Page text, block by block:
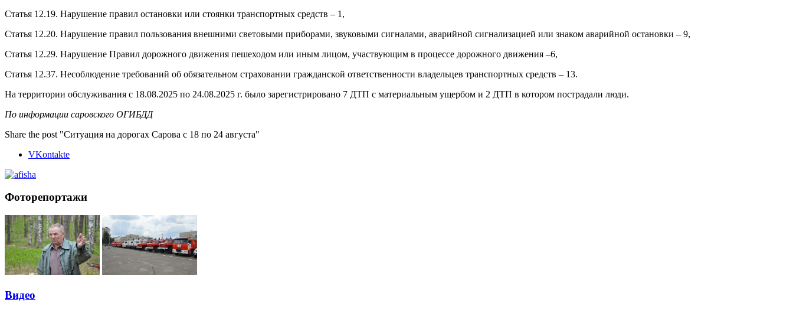
Статья 12.19. Нарушение правил остановки или стоянки транспортных средств – 1,
Статья 12.20. Нарушение правил пользования внешними световыми приборами, звуковыми сигналами, аварийной сигнализацией или знаком аварийной остановки – 9,
Статья 12.29. Нарушение Правил дорожного движения пешеходом или иным лицом, участвующим в процессе дорожного движения –6,
Статья 12.37. Несоблюдение требований об обязательном страховании гражданской ответственности владельцев транспортных средств – 13.
На территории обслуживания с 18.08.2025 по 24.08.2025 г. было зарегистрировано 7 ДТП с материальным ущербом и 2 ДТП в котором пострадали люди.
По информации саровского ОГИБДД
Share the post "Ситуация на дорогах Сарова с 18 по 24 августа"
VKontakte
Фоторепортажи
Видео